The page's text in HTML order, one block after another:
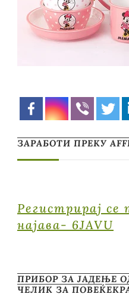
ЗАРАБОТИ ПРЕКУ
Регистрирај се
најава- 6JAVU
ПРИБОР ЗА ЈАДЕЊЕ
ЧЕЛИК ЗА